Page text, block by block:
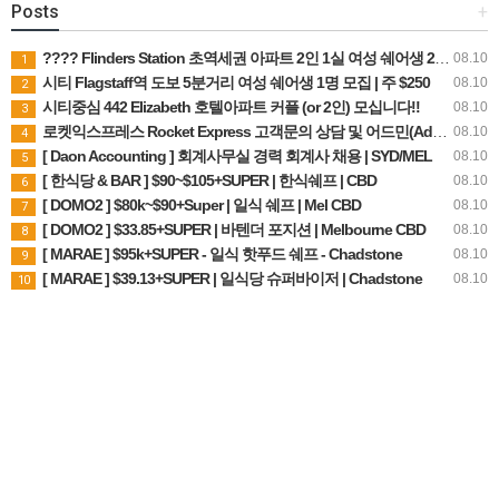
+
Posts
08.10
1 ???? Flinders Station 초역세권 아파트 2인 1실 여성 쉐어생 2명 모집 (주 $210, 빌 포함)
08.10
2 시티 Flagstaff역 도보 5분거리 여성 쉐어생 1명 모집 | 주 $250
08.10
3 시티중심 442 Elizabeth 호텔아파트 커플 (or 2인) 모십니다!!
08.10
4 로켓익스프레스 Rocket Express 고객문의 상담 및 어드민(Admin) 직원을 모집합니다.
08.10
5 [ Daon Accounting ] 회계사무실 경력 회계사 채용 | SYD/MEL
08.10
6 [ 한식당 & BAR ] $90~$105+SUPER | 한식쉐프 | CBD
08.10
7 [ DOMO2 ] $80k~$90+Super | 일식 쉐프 | Mel CBD
08.10
8 [ DOMO2 ] $33.85+SUPER | 바텐더 포지션 | Melbourne CBD
08.10
9 [ MARAE ] $95k+SUPER - 일식 핫푸드 쉐프 - Chadstone
08.10
10 [ MARAE ] $39.13+SUPER | 일식당 슈퍼바이저 | Chadstone